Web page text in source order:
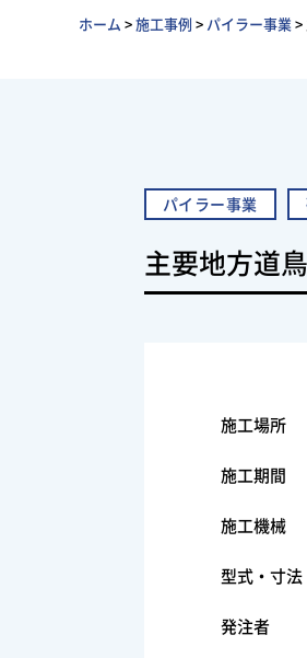
ホーム >施工事例 > パイラー事業>
パイラー事業
主要地方道
施工場所
施工期間
施工機械
型式・寸法
発注者